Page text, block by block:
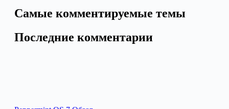
Самые комментируемые темы
Последние комментарии